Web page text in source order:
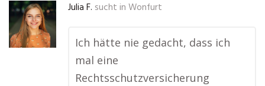
Julia F. sucht in Wonfurt
Ich hätte nie gedacht, dass ich
mal eine
Rechtsschutzversicherung